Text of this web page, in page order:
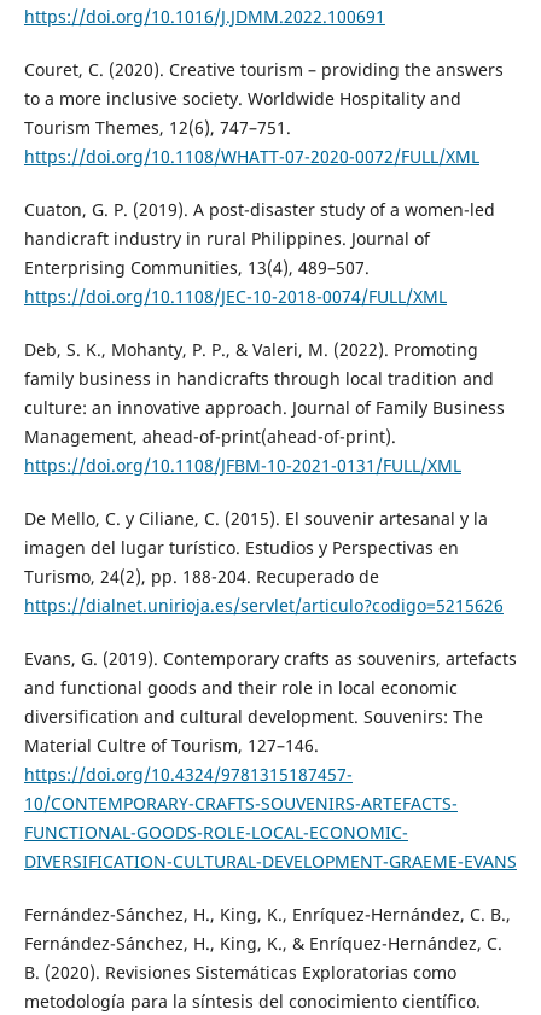
https://doi.org/10.1016/J.JDMM.2022.100691
Couret, C. (2020). Creative tourism – providing the answers
to a more inclusive society. Worldwide Hospitality and
Tourism Themes, 12(6), 747–751.
https://doi.org/10.1108/WHATT-07-2020-0072/FULL/XML
Cuaton, G. P. (2019). A post-disaster study of a women-led
handicraft industry in rural Philippines. Journal of
Enterprising Communities, 13(4), 489–507.
https://doi.org/10.1108/JEC-10-2018-0074/FULL/XML
Deb, S. K., Mohanty, P. P., & Valeri, M. (2022). Promoting
family business in handicrafts through local tradition and
culture: an innovative approach. Journal of Family Business
Management, ahead-of-print(ahead-of-print).
https://doi.org/10.1108/JFBM-10-2021-0131/FULL/XML
De Mello, C. y Ciliane, C. (2015). El souvenir artesanal y la
imagen del lugar turístico. Estudios y Perspectivas en
Turismo, 24(2), pp. 188-204. Recuperado de
https://dialnet.unirioja.es/servlet/articulo?codigo=5215626
Evans, G. (2019). Contemporary crafts as souvenirs, artefacts
and functional goods and their role in local economic
diversification and cultural development. Souvenirs: The
Material Cultre of Tourism, 127–146.
https://doi.org/10.4324/9781315187457-
10/CONTEMPORARY-CRAFTS-SOUVENIRS-ARTEFACTS-
FUNCTIONAL-GOODS-ROLE-LOCAL-ECONOMIC-
DIVERSIFICATION-CULTURAL-DEVELOPMENT-GRAEME-EVANS
Fernández-Sánchez, H., King, K., Enríquez-Hernández, C. B.,
Fernández-Sánchez, H., King, K., & Enríquez-Hernández, C.
B. (2020). Revisiones Sistemáticas Exploratorias como
metodología para la síntesis del conocimiento científico.